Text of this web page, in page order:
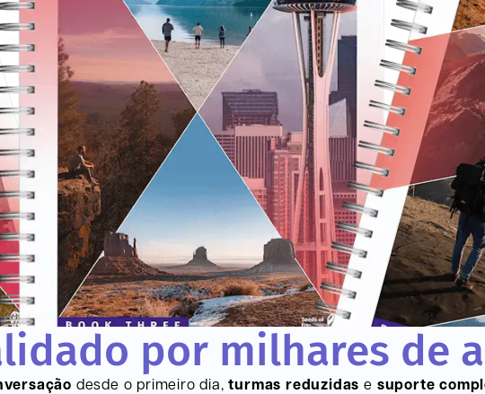
por milhares de
desde o primeiro dia, turmas reduzidas e suporte